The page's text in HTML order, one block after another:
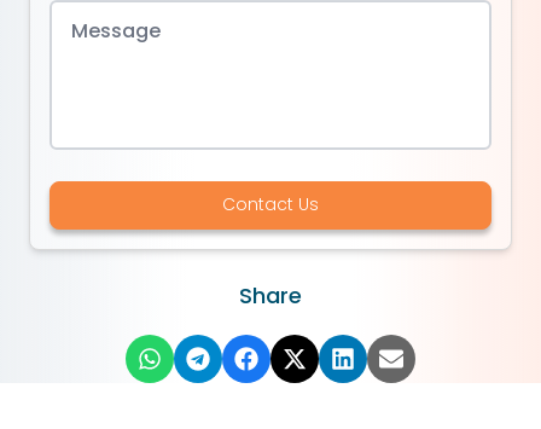
Contact Us
Share